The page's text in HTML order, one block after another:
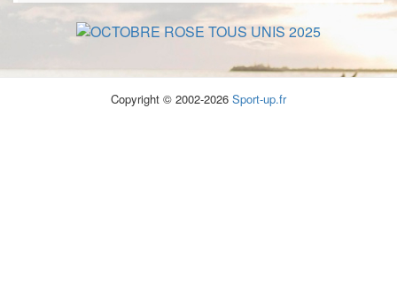
Copyright © 2002-2026 Sport-up.fr